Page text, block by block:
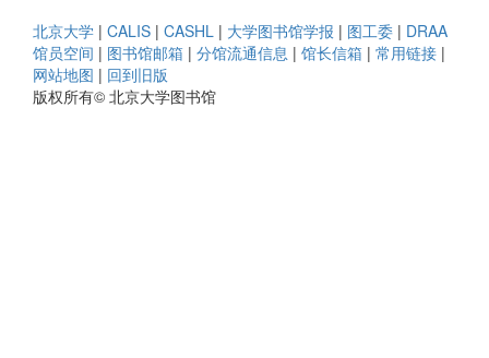
北京大学 | CALIS | CASHL | 大学图书馆学报 | 图工委 | DRAA
馆员空间 | 图书馆邮箱 | 分馆流通信息 | 馆长信箱 | 常用链接 |
网站地图 | 回到旧版
版权所有© 北京大学图书馆